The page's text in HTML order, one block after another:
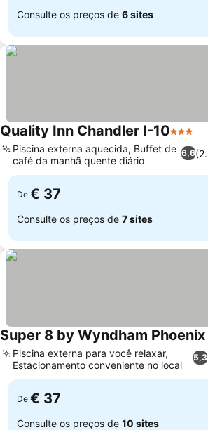
Consulte os preços de 6 sites
Quality Inn Chandler I-103
6,6
Piscina externa aquecida, Buffet de
café da manhã quente diário
De € 37
Consulte os preços de 7 sites
Super 8 by Wyndham
5,3
Piscina externa para você relaxar,
Estacionamento conveniente no local
De € 37
Consulte os preços de 10 sites